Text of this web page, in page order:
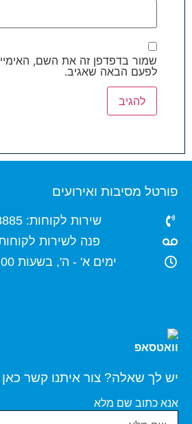
שמור בדפדפן זה את השם,
לפעם הבאה שאגיב.
פורטל מסיבות ואירועים
שירות לקוחות: 09-8358885
פנה לשירות
ימים א' - ה', בשעות 09:00 - 17:00
יש לך שאלה? צור איתנו קשר כאן
אנא כתוב שם מלא